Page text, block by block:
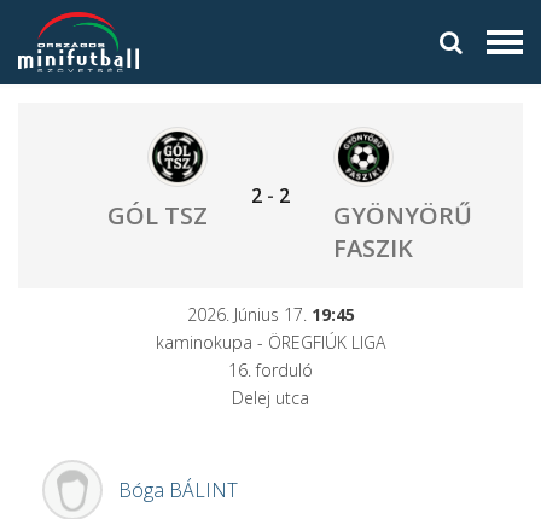
GÓL TSZ
2- 2
GYÖNYÖRŰ
FASZIK
2026. Június 17. 19:45
kaminokupa - ÖREGFIÚK LIGA
16. forduló
Delej utca
Bóga BÁLINT